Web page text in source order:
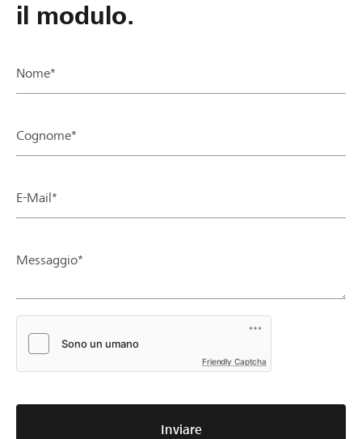
il modulo.
Nome*
Cognome*
E-Mail*
Messaggio*
Friendly Captcha
Inviare